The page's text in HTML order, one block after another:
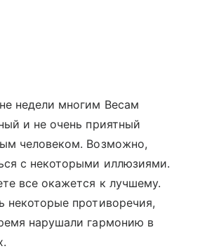
недели многим Весам
и не очень приятный
человеком. Возможно,
с некоторыми иллюзиями.
все окажется к лучшему.
некоторые противоречия,
нарушали гармонию в